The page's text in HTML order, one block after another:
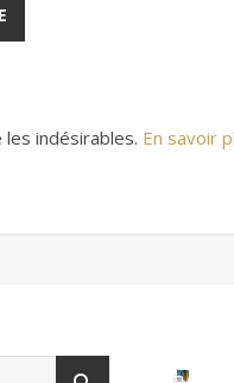
indésirables. En savoir